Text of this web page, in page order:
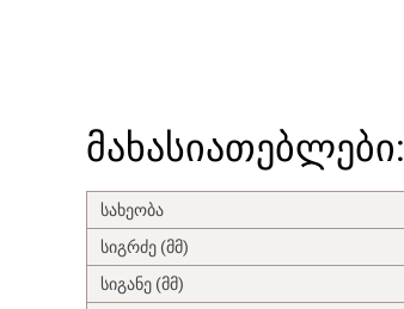
მახასიათებლები:
სახეობა
სიგრძე (მმ)
სიგანე (მმ)